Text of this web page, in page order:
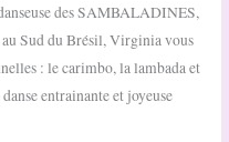
des SAMBALADINES,
Sud du Brésil, Virginia vous
: le carimbo, la lambada et
entrainante et joyeuse